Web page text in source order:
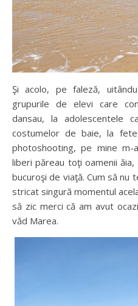
Şi acolo, pe faleză,
grupurile de elevi care
dansau, la adolescentele
costumelor de baie, la
photoshooting, pe mine
liberi păreau toţi oamenii
bucuroşi de viaţă. Cum să nu
stricat singură momentul
să zic merci că am avut
văd Marea.